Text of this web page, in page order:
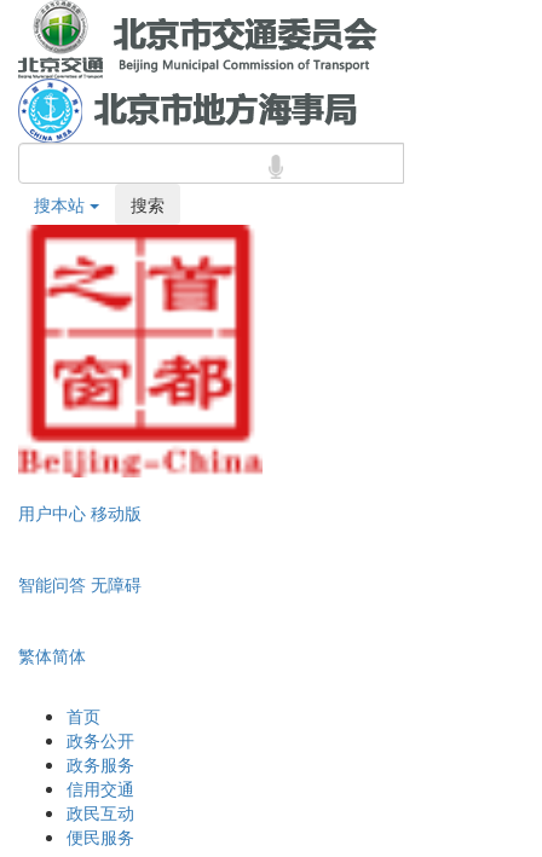
搜本站 搜索
用户中心 移动版
智能问答 无障碍
繁体简体
首页
政务公开
政务服务
信用交通
政民互动
便民服务